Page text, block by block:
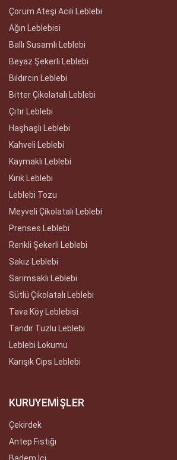
Çorum Ateşi Acılı Leblebi
Ağın Leblebisi
Ballı Susamlı Leblebi
Beyaz Şekerli Leblebi
Bıldırcın Leblebi
Bitter Çikolatalı Leblebi
Çıtır Leblebi
Haşhaşlı Leblebi
Kahveli Leblebi
Kaymaklı Leblebi
Kırık Leblebi
Leblebi Tozu
Meyveli Çikolatalı Leblebi
Prenses Leblebi
Renkli Şekerli Leblebi
Sakız Leblebi
Sarımsaklı Leblebi
Sütlü Çikolatalı Leblebi
Tava Köy Leblebisi
Tandır Tuzlu Leblebi
Leblebi Lokumu
Karışık Cips Leblebi
KURUYEMİŞLER
Çekirdek
Antep Fıstığı